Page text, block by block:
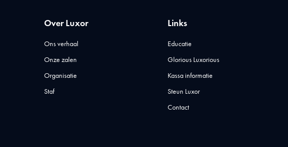
Over Luxor
Ons verhaal
Onze zalen
Organisatie
Staf
Links
Educatie
Glorious Luxorious
Kassa informatie
Steun Luxor
Contact